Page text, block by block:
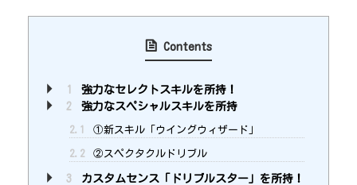
Contents
1
強力なセレクトスキルを所持！
2
強力なスペシャルスキルを所持
2.1 ①新スキル「ウイングウィザード」
2.2 ②スペクタクルドリブル
3
カスタムセンス「ドリブルスター」を所持！